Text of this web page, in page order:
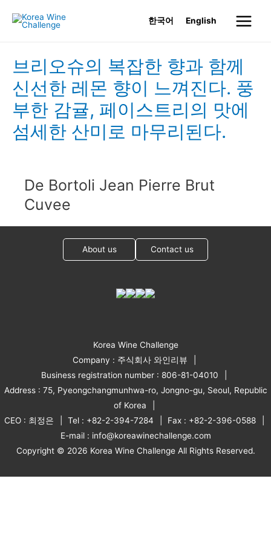
한국어 English
Main
브리오슈의 복잡한 향과 함께
신선한 레몬 향이 느껴진다. 풍
부한 감귤, 페이스트리의 맛에
섬세한 산미로 마무리된다.
De Bortoli Jean Pierre Brut
Cuvee
About us Contact us
Korea Wine Challenge
Company : 주식회사 와인리뷰
Business registration number : 806-81-04010
Address : 75, Pyeongchangmunhwa-ro, Jongno-gu, Seoul, Republic
of Korea
CEO : 최정은
Tel : +82-2-394-7284
Fax : +82-2-396-0588
E-mail : info@koreawinechallenge.com
Copyright © 2026 Korea Wine Challenge All Rights Reserved.